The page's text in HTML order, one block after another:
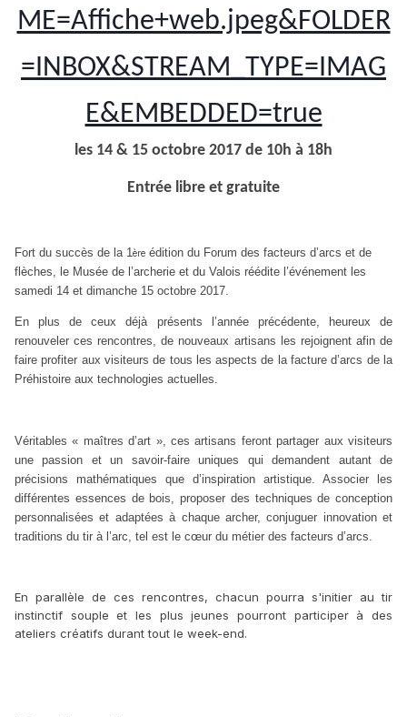
les 14 & 15 octobre 2017 de 10h à 18h
Entrée libre et gratuite
Fort du succès de la 1ère édition du Forum des facteurs d’arcs et de
flèches, le Musée de l’archerie et du Valois réédite l’événement les
samedi 14 et dimanche 15 octobre 2017.
En plus de ceux déjà présents l’année précédente, heureux de
renouveler ces rencontres, de nouveaux artisans les rejoignent afin de
faire profiter aux visiteurs de tous les aspects de la facture d’arcs de la
Préhistoire aux technologies actuelles.
Véritables « maîtres d’art », ces artisans feront partager aux visiteurs
une passion et un savoir-faire uniques qui demandent autant de
précisions mathématiques que d’inspiration artistique. Associer les
différentes essences de bois, proposer des techniques de conception
personnalisées et adaptées à chaque archer, conjuguer innovation et
traditions du tir à l’arc, tel est le cœur du métier des facteurs d’arcs.
En parallèle de ces rencontres, chacun pourra s'initier au tir
instinctif souple et les plus jeunes pourront participer à des
ateliers créatifs durant tout le week-end.